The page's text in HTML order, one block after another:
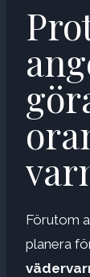
Förutom
planera